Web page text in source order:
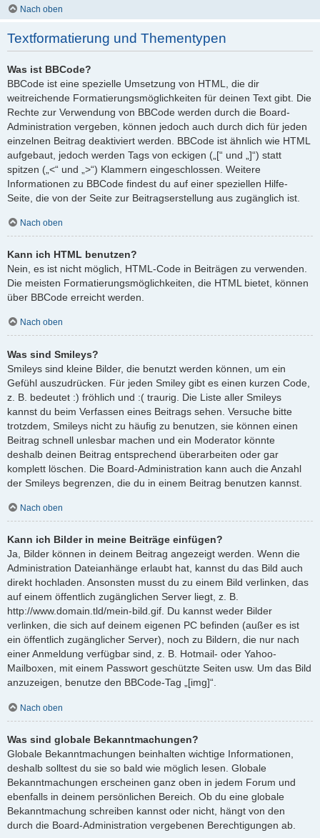
Nach oben
Textformatierung und Thementypen
Was ist BBCode?
BBCode ist eine spezielle Umsetzung von HTML, die dir
weitreichende Formatierungsmöglichkeiten für deinen Text gibt. Die
Rechte zur Verwendung von BBCode werden durch die Board-
Administration vergeben, können jedoch auch durch dich für jeden
einzelnen Beitrag deaktiviert werden. BBCode ist ähnlich wie HTML
aufgebaut, jedoch werden Tags von eckigen („[“ und „]“) statt
spitzen („<“ und „>“) Klammern eingeschlossen. Weitere
Informationen zu BBCode findest du auf einer speziellen Hilfe-
Seite, die von der Seite zur Beitragserstellung aus zugänglich ist.
Nach oben
Kann ich HTML benutzen?
Nein, es ist nicht möglich, HTML-Code in Beiträgen zu verwenden.
Die meisten Formatierungsmöglichkeiten, die HTML bietet, können
über BBCode erreicht werden.
Nach oben
Was sind Smileys?
Smileys sind kleine Bilder, die benutzt werden können, um ein
Gefühl auszudrücken. Für jeden Smiley gibt es einen kurzen Code,
z. B. bedeutet :) fröhlich und :( traurig. Die Liste aller Smileys
kannst du beim Verfassen eines Beitrags sehen. Versuche bitte
trotzdem, Smileys nicht zu häufig zu benutzen, sie können einen
Beitrag schnell unlesbar machen und ein Moderator könnte
deshalb deinen Beitrag entsprechend überarbeiten oder gar
komplett löschen. Die Board-Administration kann auch die Anzahl
der Smileys begrenzen, die du in einem Beitrag benutzen kannst.
Nach oben
Kann ich Bilder in meine Beiträge einfügen?
Ja, Bilder können in deinem Beitrag angezeigt werden. Wenn die
Administration Dateianhänge erlaubt hat, kannst du das Bild auch
direkt hochladen. Ansonsten musst du zu einem Bild verlinken, das
auf einem öffentlich zugänglichen Server liegt, z. B.
http://www.domain.tld/mein-bild.gif. Du kannst weder Bilder
verlinken, die sich auf deinem eigenen PC befinden (außer es ist
ein öffentlich zugänglicher Server), noch zu Bildern, die nur nach
einer Anmeldung verfügbar sind, z. B. Hotmail- oder Yahoo-
Mailboxen, mit einem Passwort geschützte Seiten usw. Um das Bild
anzuzeigen, benutze den BBCode-Tag „[img]“.
Nach oben
Was sind globale Bekanntmachungen?
Globale Bekanntmachungen beinhalten wichtige Informationen,
deshalb solltest du sie so bald wie möglich lesen. Globale
Bekanntmachungen erscheinen ganz oben in jedem Forum und
ebenfalls in deinem persönlichen Bereich. Ob du eine globale
Bekanntmachung schreiben kannst oder nicht, hängt von den
durch die Board-Administration vergebenen Berechtigungen ab.